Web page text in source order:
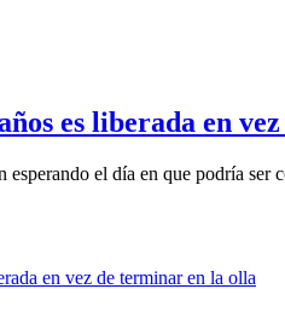
es liberada en
el día en que podría ser